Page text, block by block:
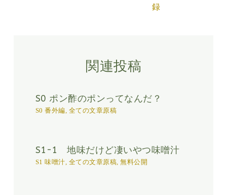
録
関連投稿
S0 ポン酢のポンってなんだ？
S0 番外編, 全ての文章原稿
S1-1 地味だけど凄いやつ味噌汁
S1 味噌汁, 全ての文章原稿,無料公開